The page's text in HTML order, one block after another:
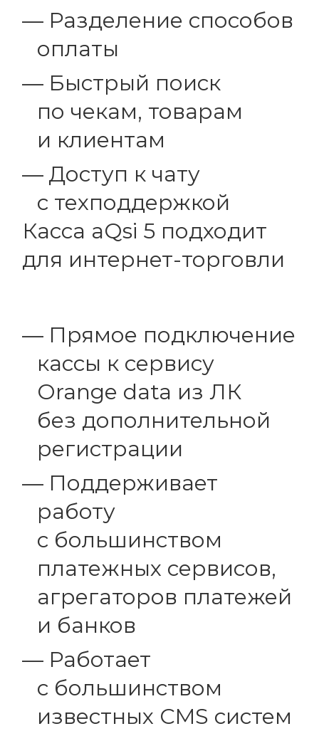
Разделение способов
оплаты
Быстрый поиск
по чекам, товарам
и клиентам
Доступ к чату
с техподдержкой
Касса aQsi 5 подходит
для интернет-торговли
Прямое подключение
кассы к сервису
Orange data из ЛК
без дополнительной
регистрации
Поддерживает
работу
с большинством
платежных сервисов,
агрегаторов платежей
и банков
Работает
с большинством
известных CMS систем